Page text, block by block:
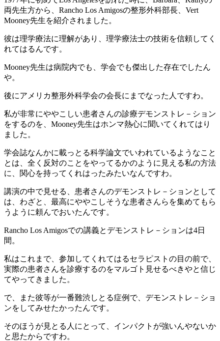
両先生方から、Rancho Los Amigosの整形外科部長、Vert
Mooney先生を紹介されました。
彼は理学療法に理解があり、理学療法士の技術を信頼してく
れてはるんです。
Mooney先生は病院内でも、学会でも傑出した存在でしたん
や。
後にアメリカ整形外科学会の会長にまでなった人ですわ。
私が非常にややこしい患者さんの診療デモンストレ－ション
をするのを、Mooney先生はホンマ熱心に聞いてくれてはり
ました。
学会誌なんかに載っとる科学論文でいわれているようなこと
とは、全く反対のことをやってるかのように見える私の方法
に、関心を持ってくれはったみたいなんですわ。
講演の中で見せる、患者さんのデモンストレ－ションとして
は、わざと、最高にややこしそうな患者さんらを集めてもら
うように頼んでおいたんです。
Rancho Los Amigosでの講義とデモンストレ－ションは4日
間。
私はこれまで、参加してくれてはるセラピストの目の前で、
実際の患者さんを診療するのをマルゴト見せるべきやと信じ
てやってきました。
で、また彼等が一番難渋しとる症例で、デモンストレ－ショ
ンをしてみせたかったんです。
そのほうが見とる人にとって、インパクトが強いんやないか
と思たからですわ。